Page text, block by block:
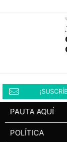
PAUTA AQUÍ
POLÍTICA